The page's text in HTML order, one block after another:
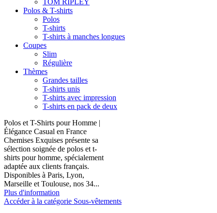
TOM RIPLEY
Polos & T-shirts
Polos
T-shirts
T-shirts à manches longues
Coupes
Slim
Régulière
Thèmes
Grandes tailles
T-shirts unis
T-shirts avec impression
T-shirts en pack de deux
Polos et T-Shirts pour Homme |
Élégance Casual en France
Chemises Exquises présente sa
sélection soignée de polos et t-
shirts pour homme, spécialement
adaptée aux clients français.
Disponibles à Paris, Lyon,
Marseille et Toulouse, nos 34...
Plus d'information
Accéder à la catégorie Sous-vêtements